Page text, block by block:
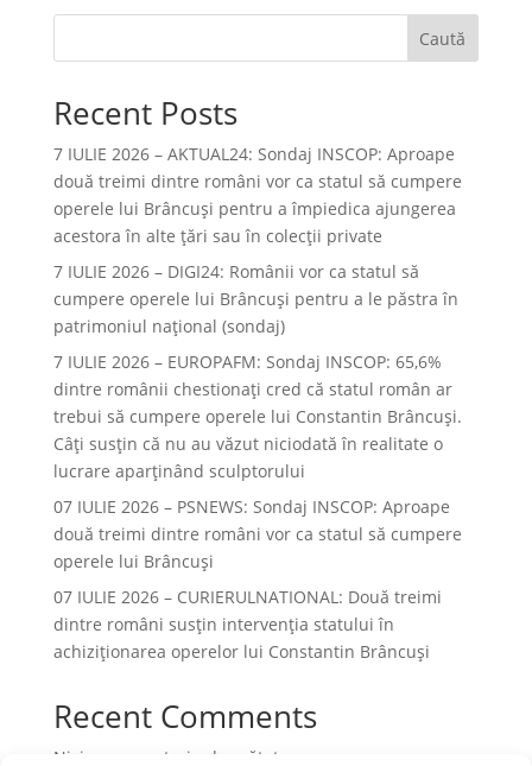
Caută
Recent Posts
7 IULIE 2026 – AKTUAL24: Sondaj INSCOP: Aproape
două treimi dintre români vor ca statul să cumpere
operele lui Brâncuşi pentru a împiedica ajungerea
acestora în alte ţări sau în colecţii private
7 IULIE 2026 – DIGI24: Românii vor ca statul să
cumpere operele lui Brâncuși pentru a le păstra în
patrimoniul național (sondaj)
7 IULIE 2026 – EUROPAFM: Sondaj INSCOP: 65,6%
dintre românii chestionați cred că statul român ar
trebui să cumpere operele lui Constantin Brâncuși.
Câți susțin că nu au văzut niciodată în realitate o
lucrare aparținând sculptorului
07 IULIE 2026 – PSNEWS: Sondaj INSCOP: Aproape
două treimi dintre români vor ca statul să cumpere
operele lui Brâncuși
07 IULIE 2026 – CURIERULNATIONAL: Două treimi
dintre români susțin intervenția statului în
achiziționarea operelor lui Constantin Brâncuși
Recent Comments
Niciun comentariu de arătat.